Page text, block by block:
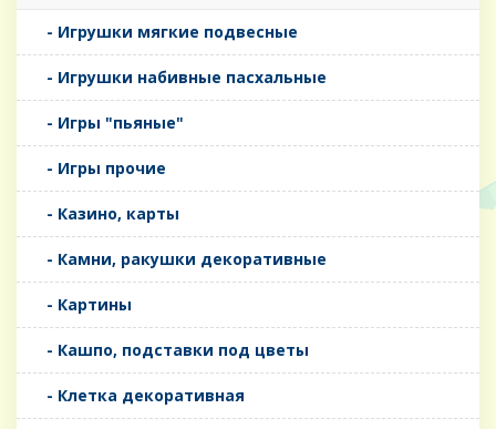
- Игрушки мягкие подвесные
- Игрушки набивные пасхальные
- Игры "пьяные"
- Игры прочие
- Казино, карты
- Камни, ракушки декоративные
- Картины
- Кашпо, подставки под цветы
- Клетка декоративная